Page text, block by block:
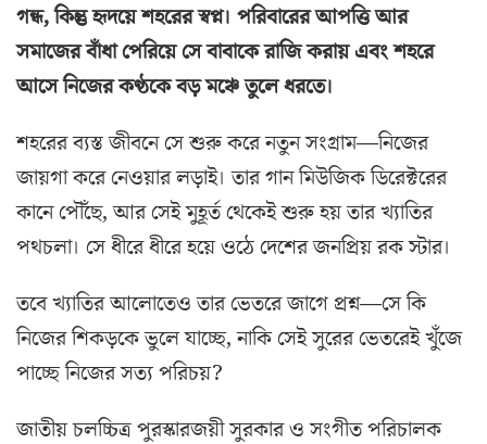
গন্ধ, কিন্তু হৃদয়ে শহরের স্বপ্ন। পরিবারের আপত্তি আর
সমাজের বাঁধা পেরিয়ে সে বাবাকে রাজি করায় এবং শহরে
আসে নিজের কণ্ঠকে বড় মঞ্চে তুলে ধরতে।
শহরের ব্যস্ত জীবনে সে শুরু করে নতুন সংগ্রাম—নিজের
জায়গা করে নেওয়ার লড়াই। তার গান মিউজিক ডিরেক্টরের
কানে পৌঁছে, আর সেই মুহূর্ত থেকেই শুরু হয় তার খ্যাতির
পথচলা। সে ধীরে ধীরে হয়ে ওঠে দেশের জনপ্রিয় রক স্টার।
তবে খ্যাতির আলোতেও তার ভেতরে জাগে প্রশ্ন—সে কি
নিজের শিকড়কে ভুলে যাচ্ছে, নাকি সেই সুরের ভেতরেই খুঁজে
পাচ্ছে নিজের সত্য পরিচয়?
জাতীয় চলচ্চিত্র পুরস্কারজয়ী সুরকার ও সংগীত পরিচালক